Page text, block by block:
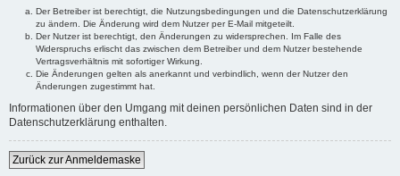
Der Betreiber ist berechtigt, die Nutzungsbedingungen und die Datenschutzerklärung
zu ändern. Die Änderung wird dem Nutzer per E-Mail mitgeteilt.
Der Nutzer ist berechtigt, den Änderungen zu widersprechen. Im Falle des
Widerspruchs erlischt das zwischen dem Betreiber und dem Nutzer bestehende
Vertragsverhältnis mit sofortiger Wirkung.
Die Änderungen gelten als anerkannt und verbindlich, wenn der Nutzer den
Änderungen zugestimmt hat.
Informationen über den Umgang mit deinen persönlichen Daten sind in der
Datenschutzerklärung enthalten.
Zurück zur Anmeldemaske